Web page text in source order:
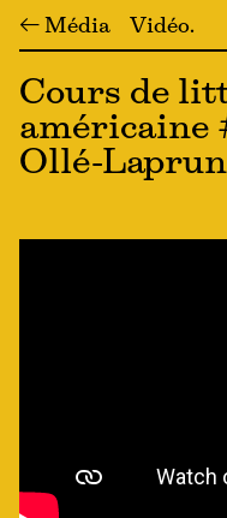
← Média Vidéo
Cours de
américaine
Ollé-